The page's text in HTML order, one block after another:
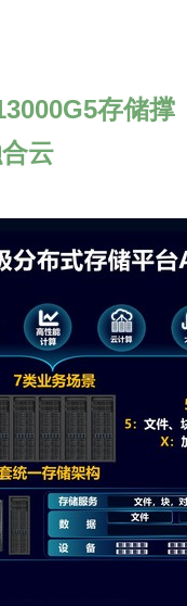
存储撑
云